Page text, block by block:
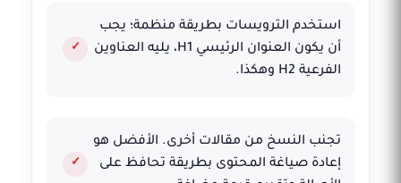
استخدم الترويسات بطريقة منظمة؛ يجب
أن يكون العنوان الرئيسي H1، يليه العناوين
الفرعية H2 وهكذا.
تجنب النسخ من مقالات أخرى. الأفضل هو
إعادة صياغة المحتوى بطريقة تحافظ على